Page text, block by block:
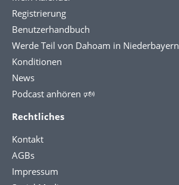
Registrierung
Benutzerhandbuch
Werde Teil von Dahoam in Niederbayern
Konditionen
News
Podcast anhören 🕬
Rechtliches
Kontakt
AGBs
Impressum